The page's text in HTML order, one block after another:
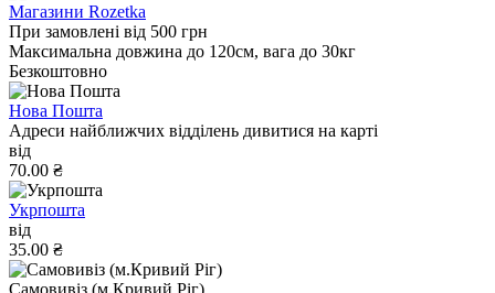
Магазини Rozetka
При замовлені від 500 грн
Максимальна довжина до 120см, вага до 30кг
Безкоштовно
Нова Пошта
Адреси найближчих відділень дивитися на карті
від
70.00 ₴
Укрпошта
від
35.00 ₴
Самовивіз (м.Кривий Ріг)